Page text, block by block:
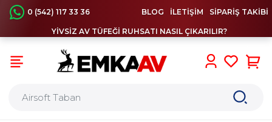
0 (542) 117 33 36 BLOG İLETİŞİM SİPARİŞ TAKİBİ
YİVSİZ AV TÜFEĞİ RUHSATI NASIL ÇIKARILIR?